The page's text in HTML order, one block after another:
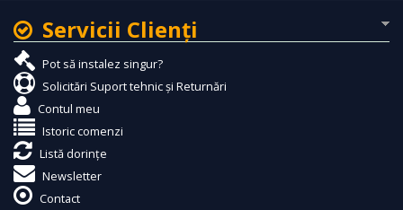
Servicii Clienţi
Pot să instalez singur?
Solicitări Suport tehnic și Returnări
Contul meu
Istoric comenzi
Listă dorințe
Newsletter
Contact